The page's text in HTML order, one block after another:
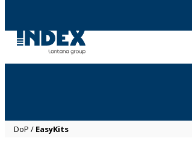
DoP / EasyKits